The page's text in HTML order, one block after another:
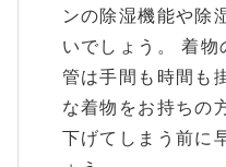
ンの除湿機能や除
いでしょう。 着物
管は手間も時間も
な着物をお持ちの
下げてしまう前に